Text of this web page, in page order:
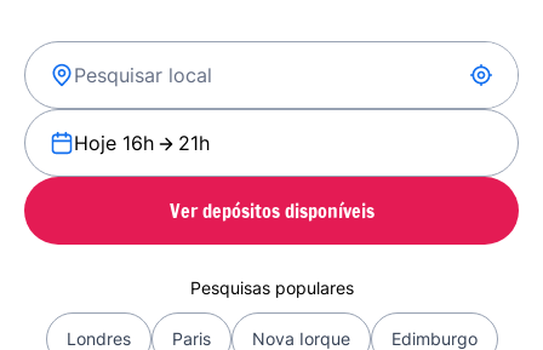
Hoje 16h 21h
Ver depósitos disponíveis
Pesquisas populares
Londres Paris Nova Iorque Edimburgo